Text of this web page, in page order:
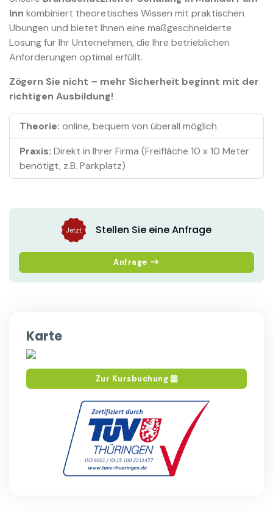
Inn kombiniert theoretisches Wissen mit praktischen
Übungen und bietet Ihnen eine maßgeschneiderte
Lösung für Ihr Unternehmen, die Ihre betrieblichen
Anforderungen optimal erfüllt.
Zögern Sie nicht – mehr Sicherheit beginnt mit der
richtigen Ausbildung!
Theorie: online, bequem von überall möglich
Praxis: Direkt in Ihrer Firma (Freifläche 10 x 10 Meter
benötigt, z.B. Parkplatz)
Jetzt Stellen Sie eine Anfrage
Anfrage
Karte
Zur Kursbuchung